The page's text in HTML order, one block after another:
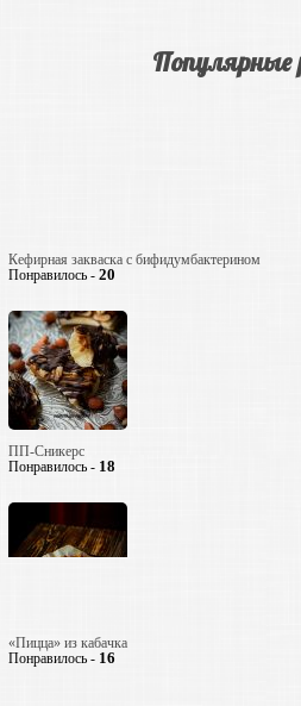
Популярные
Кефирная закваска с бифидумбактерином
Понравилось - 20
ПП-Сникерс
Понравилось - 18
«Пицца» из кабачка
Понравилось - 16